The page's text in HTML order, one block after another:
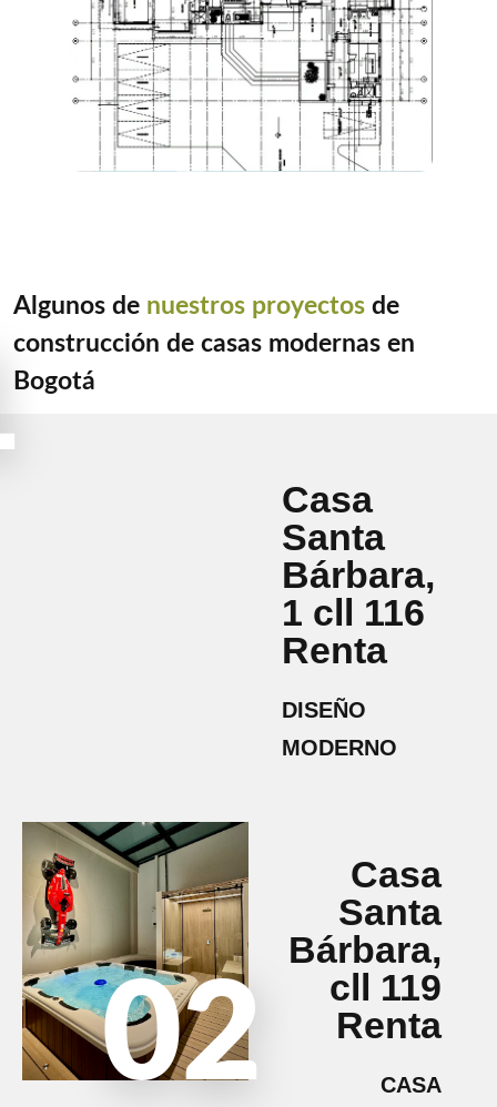
Algunos de nuestros proyectos de
construcción de casas modernas en
Bogotá
Casa
Santa
Bárbara,
1 cll 116
Renta
DISEÑO
MODERNO
Casa
Santa
Bárbara,
cll 119
Renta
CASA
02